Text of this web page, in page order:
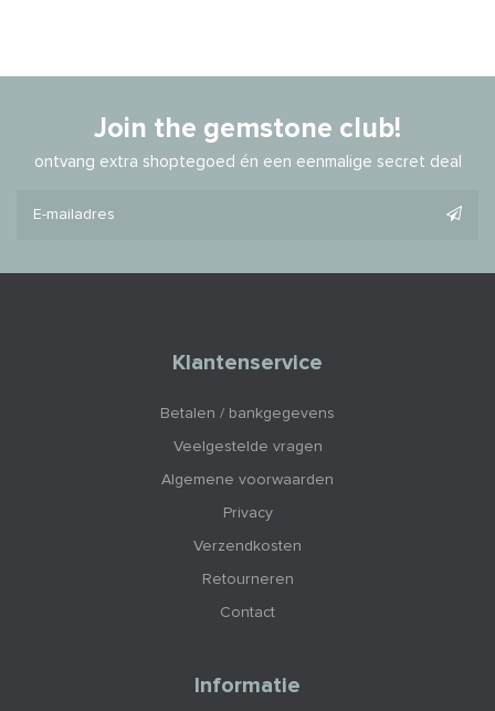
Join the gemstone club!
ontvang extra shoptegoed én een eenmalige secret deal
Klantenservice
Betalen / bankgegevens
Veelgestelde vragen
Algemene voorwaarden
Privacy
Verzendkosten
Retourneren
Contact
Informatie